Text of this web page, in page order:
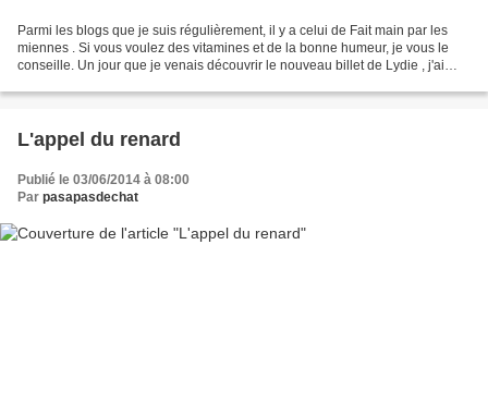
Parmi les blogs que je suis régulièrement, il y a celui de Fait main par les
miennes . Si vous voulez des vitamines et de la bonne humeur, je vous le
conseille. Un jour que je venais découvrir le nouveau billet de Lydie , j'ai
L'appel du renard
Publié le 03/06/2014 à 08:00
Par pasapasdechat